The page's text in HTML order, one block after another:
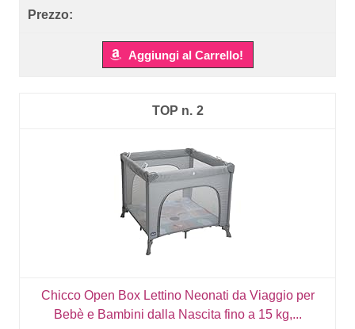
Aggiungi al Carrello!
2
Chicco Open Box Lettino Neonati da Viaggio per
Bebè e Bambini dalla Nascita fino a 15 kg,...